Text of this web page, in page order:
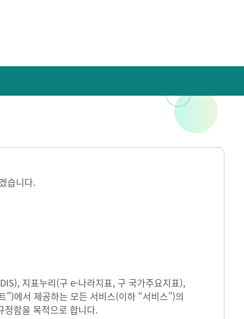
습니다.
지표누리(구 e-나라지표, 구 국가주요지표),
에서 제공하는 모든 서비스(이하 “서비스”)의
정함을 목적으로 합니다.